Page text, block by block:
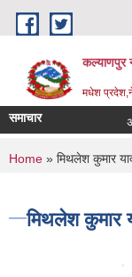
Skip to main content
कल्याणपुर
मधेश
समाचार
You are
Home » मिथलेश कुमार
मिथलेश कुमार